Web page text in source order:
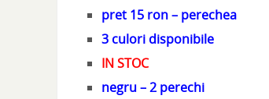
pret 15 ron – perechea
3 culori disponibile
IN STOC
negru – 2 perechi